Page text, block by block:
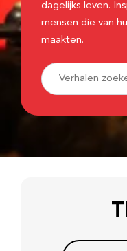
dagelijks leven.
mensen die van
maakten.